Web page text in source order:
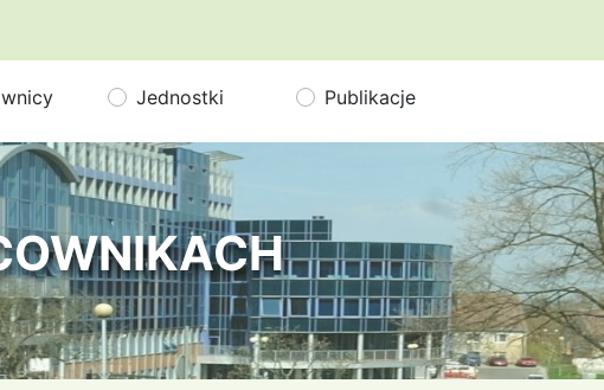
Jednostki Publikacje